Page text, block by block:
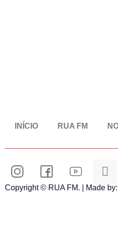
INÍCIO RUA FM
Copyright © RUA FM. | Made by: